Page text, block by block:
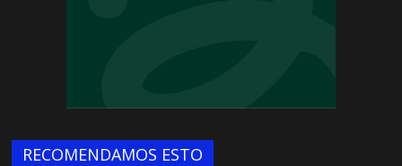
RECOMENDAMOS ESTO